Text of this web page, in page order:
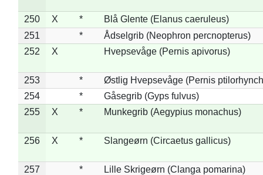
250 X *
Blå Glente (Elanus caeruleus)
251
*
Ådselgrib (Neophron percnopterus)
252
X Hvepsevåge (Pernis apivorus)
253 *
Østlig Hvepsevåge (Pernis
254
*
Gåsegrib (Gyps fulvus)
255
X * Munkegrib (Aegypius monachus)
256 X * Slangeørn (Circaetus gallicus)
257 *
Lille Skrigeørn (Clanga pomarina)